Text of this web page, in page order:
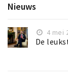
Nieuws
4 mei
De